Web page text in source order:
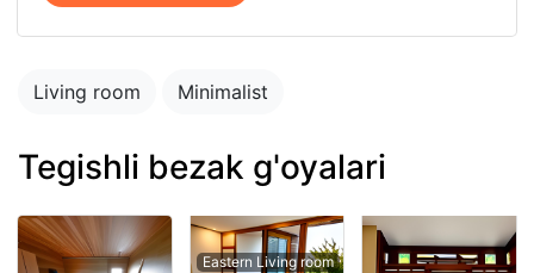
Living room Minimalist
Tegishli bezak g'oyalari
Eastern Living room